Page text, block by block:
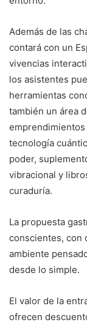
Además de las
contará con un
vivencias
los asistentes
herramientas
también un área
tecnología
poder,
vibracional y
curaduría.
La propuesta
conscientes, con
ambiente
desde lo simple.
El valor de la
ofrecen